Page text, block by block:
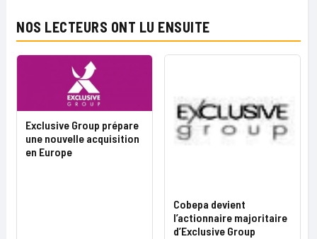
NOS LECTEURS ONT LU ENSUITE
Exclusive Group prépare
une nouvelle acquisition
en Europe
Cobepa devient
l’actionnaire majoritaire
d’Exclusive Group